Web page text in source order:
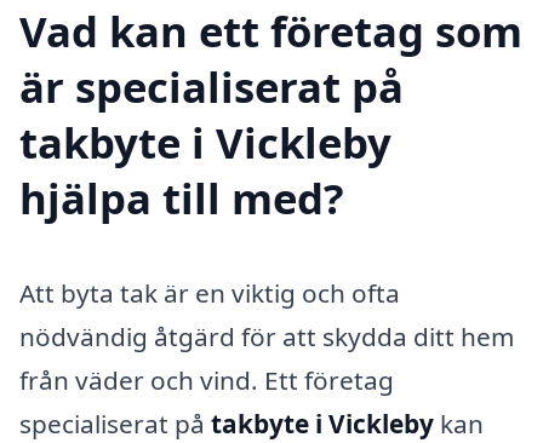
Vad kan ett företag som
är specialiserat på
takbyte i Vickleby
hjälpa till med?
Att byta tak är en viktig och ofta
nödvändig åtgärd för att skydda ditt hem
från väder och vind. Ett företag
specialiserat på takbyte i Vickleby kan